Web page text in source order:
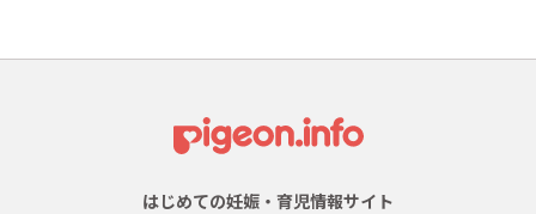
はじめての妊娠・育児情報サイト